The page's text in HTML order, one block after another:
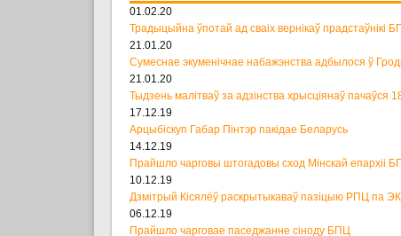
01.02.20
Традыцыйна ўпотай ад сваіх вернікаў
21.01.20
Сумеснае экуменічнае набажэнства адбылося ў
21.01.20
Тыдзень малітваў за адзінства хрысціянаў пачаўся
17.12.19
Арцыбіскуп Габар Пінтэр пакідае Беларусь
14.12.19
Прайшло чарговы штогадовы сход Мінскай епархіі
10.12.19
Дзмітрый Кісялёў раскрытыкаваў пазіцыю РПЦ па
06.12.19
Прайшло чарговае паседжанне сіноду БПЦ